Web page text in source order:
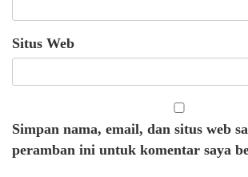
Situs Web
Simpan nama, email, dan situs web
peramban ini untuk komentar saya